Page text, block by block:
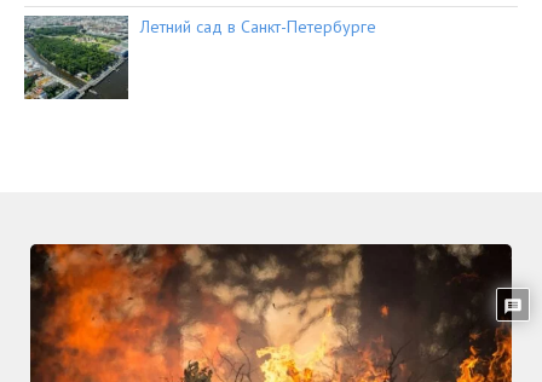
Летний сад в Санкт-Петербурге